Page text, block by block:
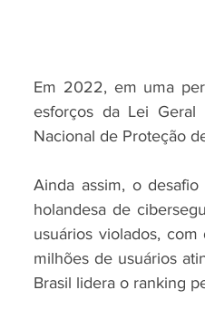
Em 2022, em uma
esforços da Lei Geral
Nacional de Proteção
Ainda assim, o
holandesa de
usuários violados,
milhões de usuários
Brasil lidera o ranking